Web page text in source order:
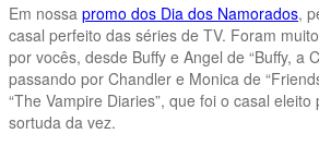
Em nossa promo dos Dia dos Namorados,
casal perfeito das séries de TV. Foram
por vocês, desde Buffy e Angel de “Buffy, a
passando por Chandler e Monica de
“The Vampire Diaries”, que foi o casal
sortuda da vez.